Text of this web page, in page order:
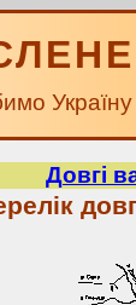
Україну
Довгі